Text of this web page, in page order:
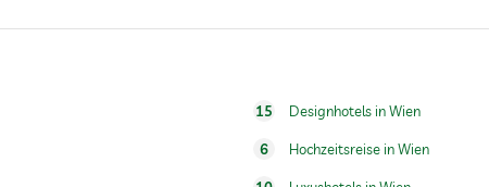
15 Designhotels in Wien
6 Hochzeitsreise in Wien